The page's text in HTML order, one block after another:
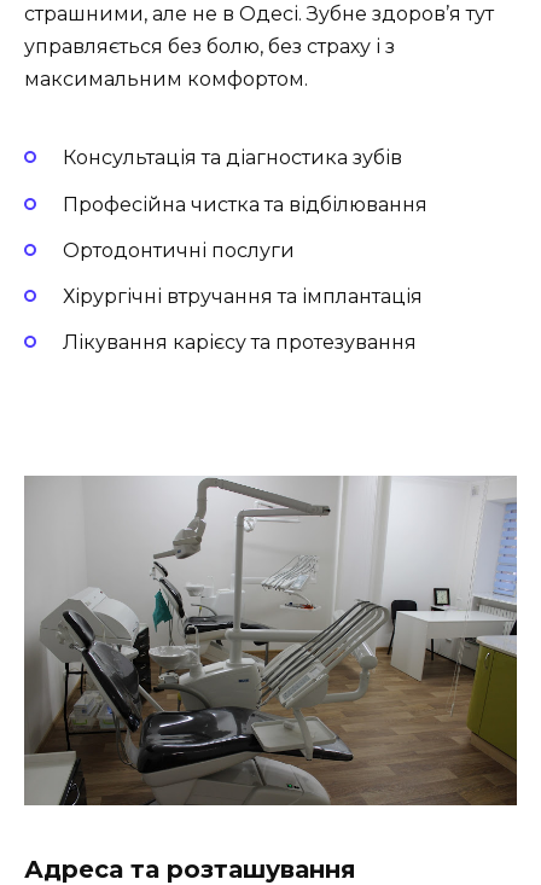
страшними, але не в Одесі. Зубне здоров’я тут
управляється без болю, без страху і з
максимальним комфортом.
Консультація та діагностика зубів
Професійна чистка та відбілювання
Ортодонтичні послуги
Хірургічні втручання та імплантація
Лікування карієсу та протезування
Адреса та розташування